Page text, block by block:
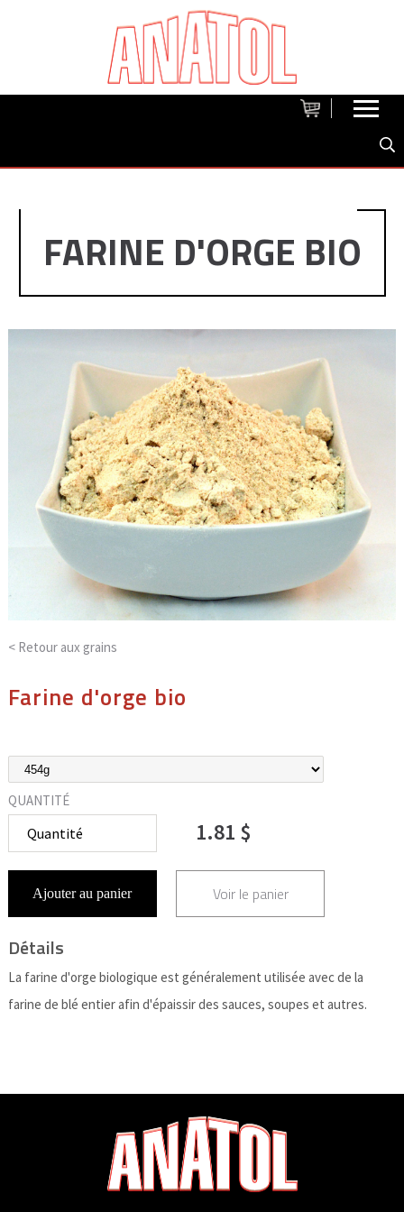
FARINE D'ORGE BIO
< Retour aux grains
Farine d'orge bio
QUANTITÉ
1.81 $
Ajouter au panier Voir le panier
Détails
La farine d'orge biologique est généralement utilisée avec de la
farine de blé entier afin d'épaissir des sauces, soupes et autres.